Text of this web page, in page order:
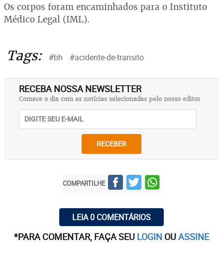
Os corpos foram encaminhados para o Instituto
Médico Legal (IML).
Tags: #bh #acidente-de-transito
RECEBA NOSSA NEWSLETTER
Comece o dia com as notícias selecionadas pelo nosso editor
RECEBER
COMPARTILHE
LEIA 0 COMENTÁRIOS
*PARA COMENTAR, FAÇA SEU LOGIN OUASSINE